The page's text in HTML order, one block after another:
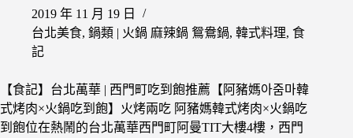
先
看
當
紅
式
炸
雞
2019 年 11 月 19 日
台北美食, 鍋類 | 火鍋 麻辣鍋 鴛鴦鍋, 韓式料理, 食
記
【食記】台北萬華 | 西門町吃到飽推薦【阿豬媽아줌마韓
式烤肉×火鍋吃到飽】火烤兩吃 阿豬媽韓式烤肉×火鍋吃
到飽位在熱鬧的台北萬華西門町阿曼TIT大樓4樓，西門